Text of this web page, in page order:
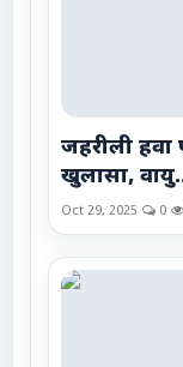
जहरीली हवा
खुलासा,
Oct 29, 2025 0